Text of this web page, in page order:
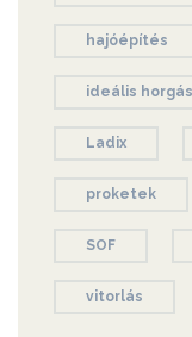
hajóépítés
ideális
Ladix
proketek
SOF
vitorlás